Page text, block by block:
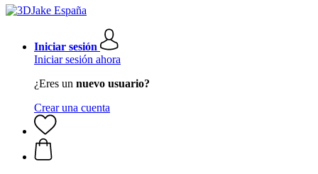
Iniciar sesión
Iniciar sesión ahora
¿Eres un nuevo usuario?
Crear una cuenta